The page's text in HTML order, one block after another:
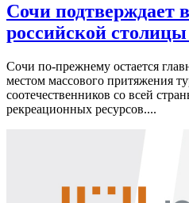
Сочи подтверждает
российской столицы
Сочи по-прежнему остается
местом массового притяжения
соотечественников со всей
рекреационных ресурсов....